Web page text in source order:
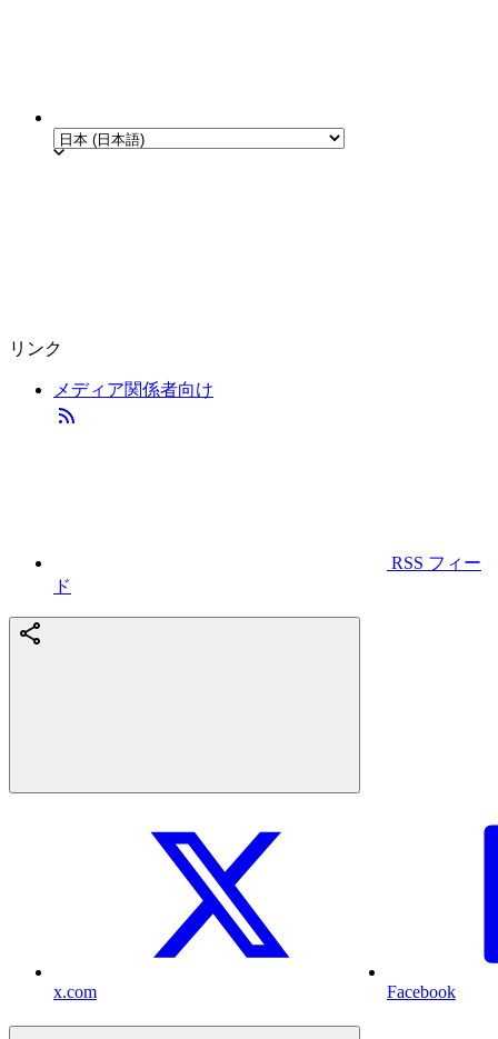
リンク
メディア関係者向け
RSS フィー
ド
x.com Facebook